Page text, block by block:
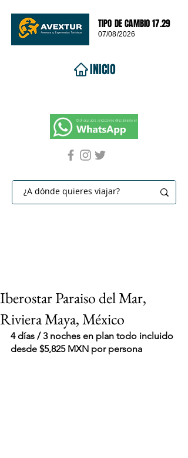
TIPO DE CAMBIO 17.29
07/08/2026
INICIO
Iberostar Paraiso del Mar,
Riviera Maya, México
4 días / 3 noches en plan todo incluido
desde $5,825 MXN por persona